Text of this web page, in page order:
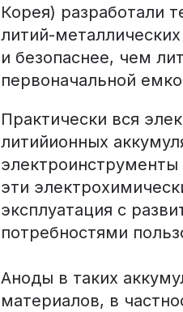
Корея) разработали
литий-
и безопаснее, чем
первоначальной
Практически вся
литийионных
эти
эксплуатация с
потребностями
Аноды в таких
материалов, в